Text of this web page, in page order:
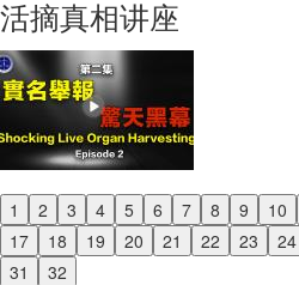
活摘真相讲座
1 2 3 4 5 6 7 8 9 10
17
18 19 20 21 22 23 24
31
32
Previous
Next